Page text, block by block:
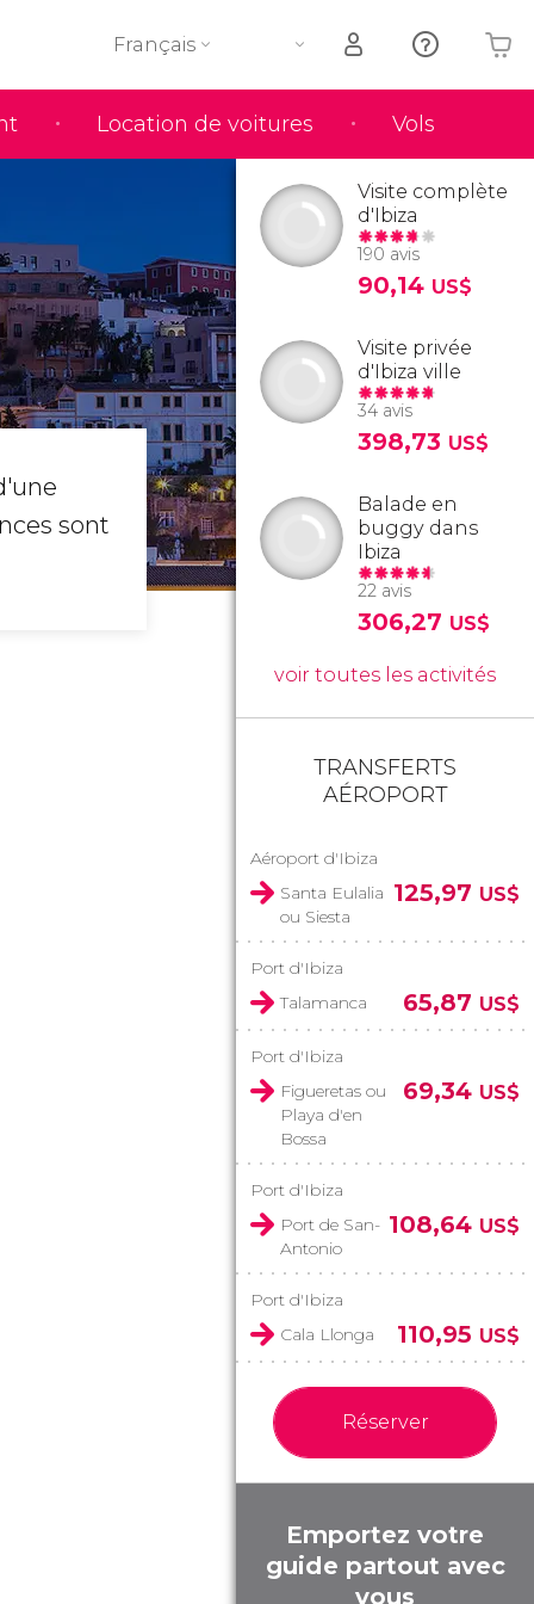
Location de voitures Vols
Français
Votre panier est vide
sont
Visite complète
d'Ibiza
190 avis
90,14 US$
Visite privée
d'Ibiza ville
34 avis
398,73 US$
Balade en
buggy dans
Ibiza
22 avis
306,27 US$
voir toutes les activités
TRANSFERTS
AÉROPORT
Aéroport d'Ibiza
Santa Eulalia
ou Siesta
125,97 US$
Port d'Ibiza
Talamanca
65,87 US$
Port d'Ibiza
Figueretas ou
Playa d'en
Bossa
69,34 US$
Port d'Ibiza
Port de San-
Antonio
108,64 US$
Port d'Ibiza
Cala Llonga
110,95 US$
Réserver
Emportez votre
guide partout avec
vous